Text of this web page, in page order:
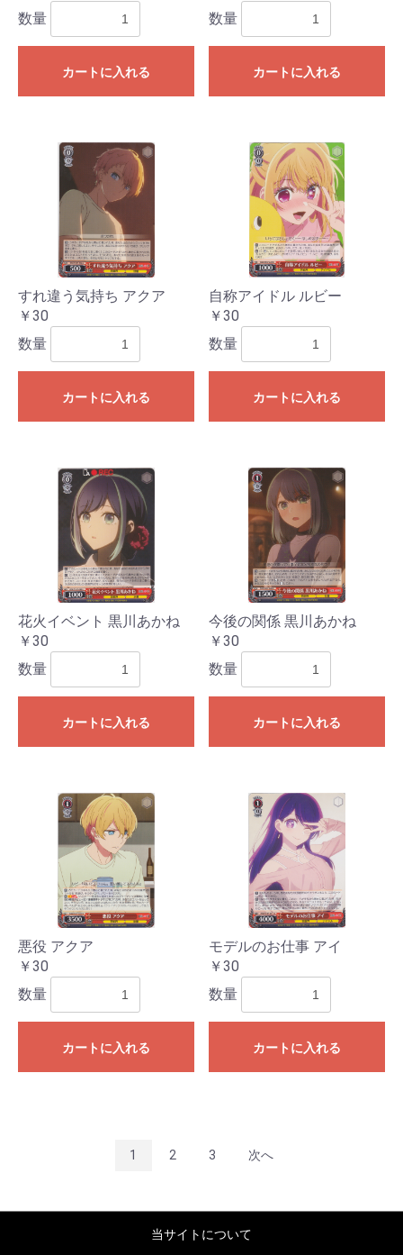
数量
カートに入れる
数量
カートに入れる
すれ違う気持ち アクア
￥30
数量
カートに入れる
自称アイドル ルビー
￥30
数量
カートに入れる
花火イベント 黒川あかね
￥30
数量
カートに入れる
今後の関係 黒川あかね
￥30
数量
カートに入れる
悪役 アクア
￥30
数量
カートに入れる
モデルのお仕事 アイ
￥30
数量
カートに入れる
1 2 3 次へ
当サイトについて